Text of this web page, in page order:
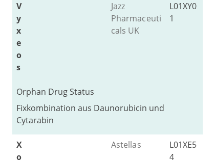
V
y
x
e
o
s
Jazz
Pharmaceuti
cals UK
L01XY0
1
Orphan Drug Status
Fixkombination aus Daunorubicin und
Cytarabin
X
o
Astellas
L01XE5
4